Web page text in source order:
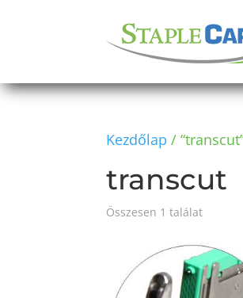
Kezdőlap /
transcut
Összesen 1 találat